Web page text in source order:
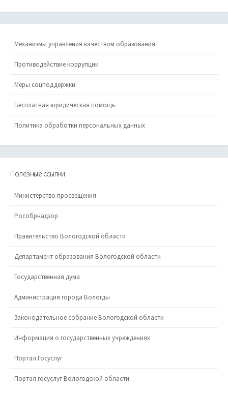
Механизмы управления качеством образования
Противодействие коррупции
Меры соцподдержки
Бесплатная юридическая помощь
Политика обработки персональных данных
Полезные ссылки
Министерство просвещения
Рособрнадзор
Правительство Вологодской области
Департамент образования Вологодской области
Государственная дума
Администрация города Вологды
Законодательное собрание Вологодской области
Информация о государственных учреждениях
Портал Госуслуг
Портал госуслуг Вологодской области